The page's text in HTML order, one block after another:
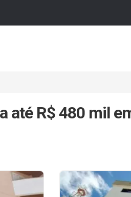
até R$ 480 mil